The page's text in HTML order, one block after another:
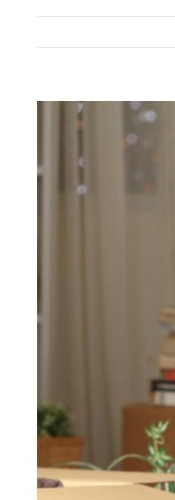
Image